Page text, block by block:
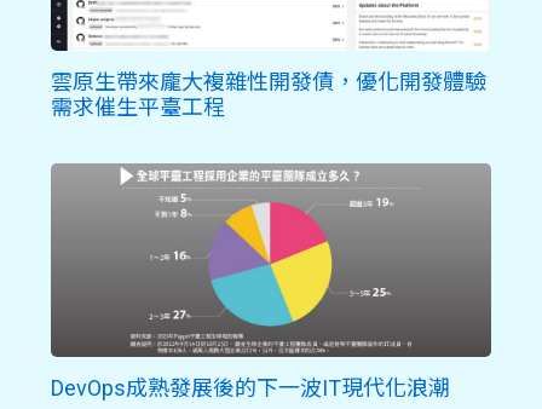
雲原生帶來龐大複雜性開發債，優化開發體驗
需求催生平臺工程
DevOps成熟發展後的下一波IT現代化浪潮